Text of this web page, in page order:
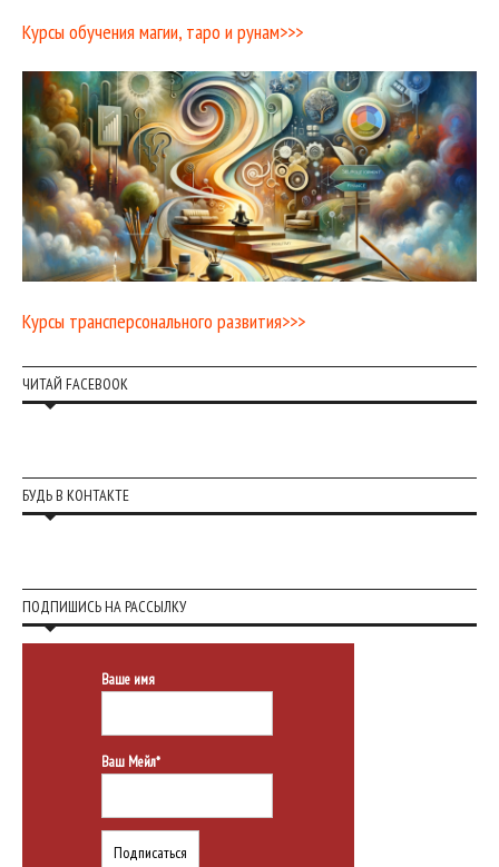
Курсы обучения магии, таро и рунам>>>
Курсы трансперсонального развития>>>
ЧИТАЙ FACEBOOK
БУДЬ В КОНТАКТЕ
ПОДПИШИСЬ НА РАССЫЛКУ
Ваше имя
Ваш Мейл*